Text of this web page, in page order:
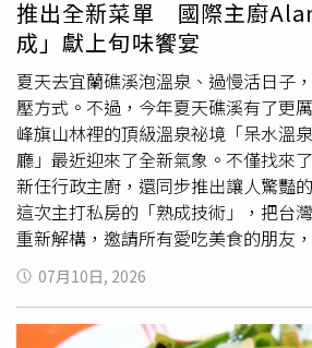
難複製的真功夫。
深」，而是動物死亡後肌肉與神經自
作程序共同造成的結果。海科館館藏「
紅，館方也藉機推廣鯊魚保育與海洋
科技博物館提供）她解釋，鯊魚和大
顆眼球都由六條眼外肌控制方向，活
肌肉張力，因此眼球能保持正常位置
作，但六條眼外肌並不會同時鬆弛，
直肌與上斜肌通常仍保留部分張力。
必須移除眼窩內脂肪及支撐組織，而
又會讓膠原蛋白及肌肉纖維收縮，在
眼球便容易向背側偏移，形成俗稱的
家看到的「翻白眼」模樣。海科館表
五鯊」分別為皺鰓鯊、歐氏尖吻鯊、
推出全新菜單 國際主廚
成」獻上旬味饗宴
夏天去宜蘭礁溪泡溫泉、過慢活日子
壓方式。不過，今年夏天礁溪有了更
峰旗山林裡的頂級溫泉祕境「呆水溫
廳」最近迎來了全新氣象。不僅找來
新任行政主廚，還同步推出讓人驚豔
這次主打私房的「熟成技術」，把台
重新解構，邀請所有愛吃美食的朋友
下，來一場前所未有的夏日美食探險
主廚Alan，用食材「天然原味」征服
全面升級的核心靈魂人物，是新任行
07月10日, 2026